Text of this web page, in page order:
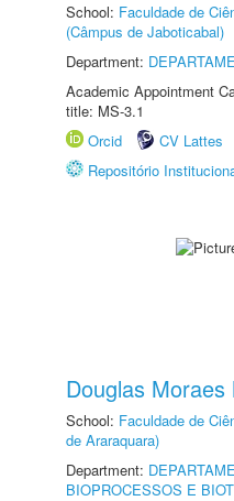
School: Faculdade de
(Câmpus de Jaboticabal)
Department:
Academic Appointment
title: MS-3.1
Orcid
CV Lattes
Repositório
Douglas
School: Faculdade de
de Araraquara)
Department:
BIOPROCESSOS E